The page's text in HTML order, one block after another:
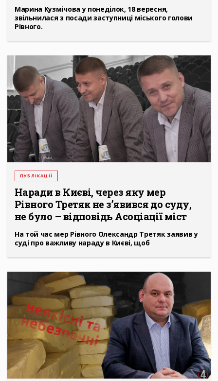
Марина Кузмічова у понеділок, 18 вересня,
звільнилася з посади заступниці міського голови
Рівного.
ПУБЛІКАЦІЇ
Наради в Києві, через яку мер
Рівного Третяк не з’явився до суду,
не було – відповідь Асоціації міст
На той час мер Рівного Олександр Третяк заявив у
суді про важливу нараду в Києві, щоб